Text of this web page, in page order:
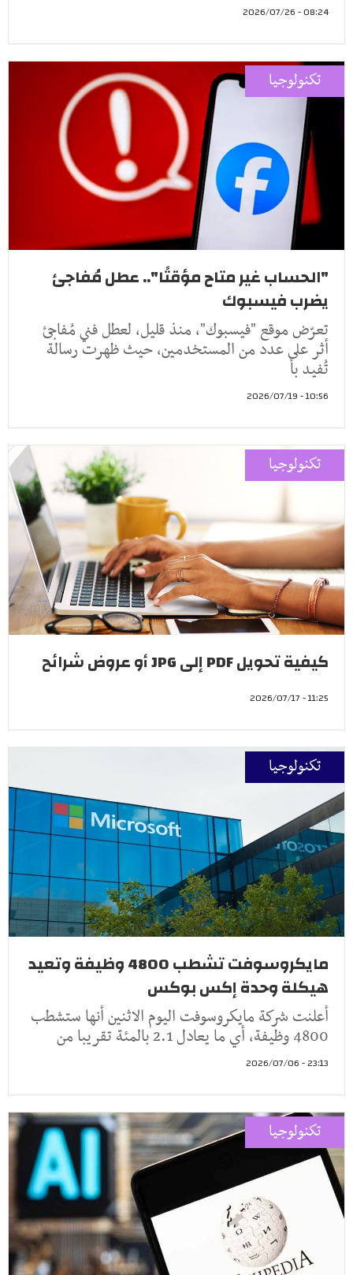
08:24 - 2026/07/26
تكنولوجيا
"الحساب غير متاح مؤقتًا".. عطل مُفاجئ
يضرب فيسبوك
تعرّض موقع "فيسبوك"، منذ قليل، لعطل فني مُفاجئ
أثر على عدد من المستخدمين، حيث ظهرت رسالة
تُفيد بأ
10:56 - 2026/07/19
تكنولوجيا
كيفية تحويل PDF إلى JPG أو عروض شرائح
11:25 - 2026/07/17
تكنولوجيا
مايكروسوفت تشطب 4800 وظيفة وتعيد
هيكلة وحدة إكس بوكس
أعلنت ⁠شركة مايكروسوفت اليوم الاثنين أنها ​ستشطب
4800 وظيفة، ​أي ما يعادل 2.1 ‌بالمئة تقريبا ‌من
23:13 - 2026/07/06
تكنولوجيا